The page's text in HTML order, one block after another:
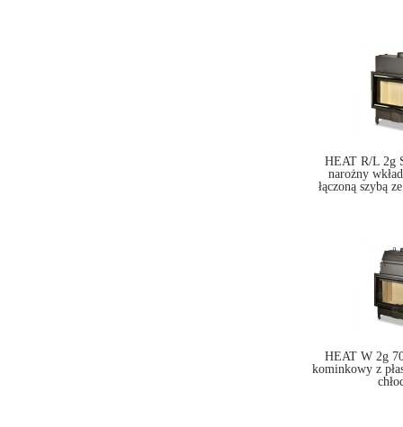
HEAT R/L 2g
narożny
łączoną szybą
HEAT W 2g
kominkowy z